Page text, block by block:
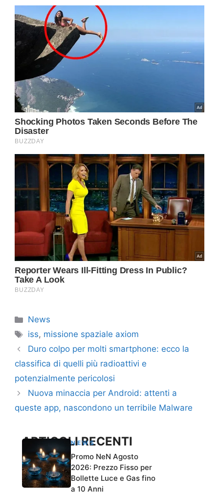
Categorie
News
Tag
iss, missione spaziale axiom
Duro colpo per molti smartphone: ecco la
classifica di quelli più radioattivi e
potenzialmente pericolosi
Nuova minaccia per Android: attenti a
queste app, nascondono un terribile Malware
ARTICOLI RECENTI
NEWS
Promo NeN Agosto
2026: Prezzo Fisso per
Bollette Luce e Gas fino
a 10 Anni